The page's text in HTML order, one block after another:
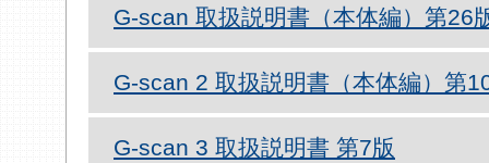
G-scan 取扱説明書（本体編）第26
G-scan 2 取扱説明書（本体編）第
G-scan 3 取扱説明書 第7版